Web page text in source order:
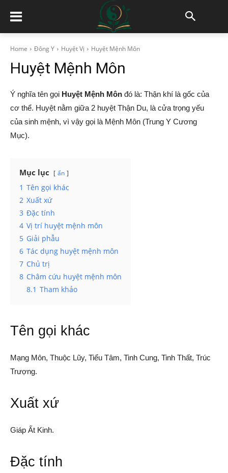
Home Đông Y Huyệt Vị Huyệt Mệnh Môn
Huyệt Mệnh Môn
Ý nghĩa tên gọi Huyệt Mệnh Môn đó là: Thận khí là gốc của
cơ thể. Huyệt nằm giữa 2 huyệt Thận Du, là cửa trọng yếu
của sinh mệnh, vì vậy gọi là Mệnh Môn (Trung Y Cương
Mục).
Mục lục ẩn
1 Tên gọi khác
2 Xuất xứ
3 Đặc tính
4 Vị trí huyệt mệnh môn
5 Giải phẫu
6 Tác dụng huyệt mệnh môn
7 Chủ trị
8 Châm cứu huyệt mệnh môn
8.1 Tham khảo
Tên gọi khác
Mạng Môn, Thuộc Lũy, Tiểu Tâm, Tinh Cung, Tinh Thất, Trúc
Trượng.
Xuất xứ
Giáp Ất Kinh.
Đặc tính